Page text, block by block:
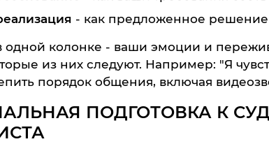
- как предложенное решение
в одной колонке - ваши эмоции и
из них следуют. Например: "Я
порядок общения, включая
ПОДГОТОВКА К